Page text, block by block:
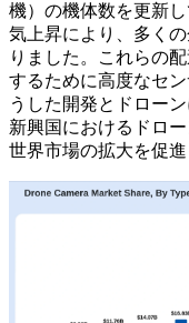
機）の機体数を更新
気上昇により、多く
りました。これらの
するために高度なセ
うした開発とドロー
新興国におけるドロ
世界市場の拡大を促進